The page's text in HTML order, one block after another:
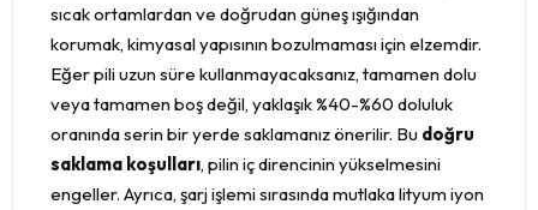
sıcak ortamlardan ve doğrudan güneş ışığından
korumak, kimyasal yapısının bozulmaması için elzemdir.
Eğer pili uzun süre kullanmayacaksanız, tamamen dolu
veya tamamen boş değil, yaklaşık %40-%60 doluluk
oranında serin bir yerde saklamanız önerilir. Bu doğru
saklama koşulları, pilin iç direncinin yükselmesini
engeller. Ayrıca, şarj işlemi sırasında mutlaka lityum iyon